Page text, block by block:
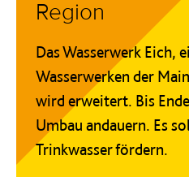
Region
Das Wasserwerk Eich,
Wasserwerken der
wird erweitert. Bis
Umbau andauern. Es
Trinkwasser fördern.